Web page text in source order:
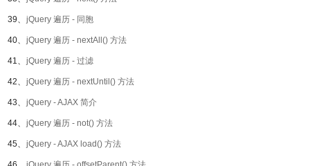
39、 jQuery 遍历 - 同胞
40、 jQuery 遍历 - nextAll() 方法
41、 jQuery 遍历 - 过滤
42、 jQuery 遍历 - nextUntil() 方法
43、 jQuery - AJAX 简介
44、 jQuery 遍历 - not() 方法
45、 jQuery - AJAX load() 方法